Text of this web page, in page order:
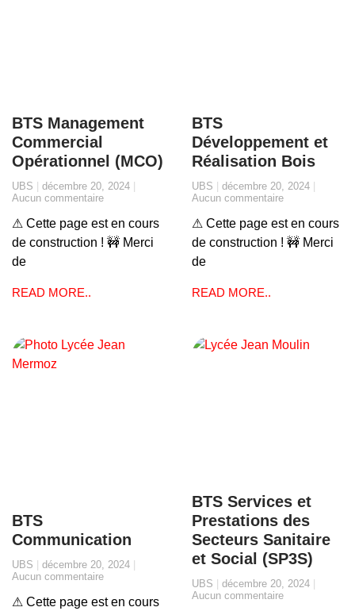
BTS Management
Commercial
Opérationnel (MCO)
UBS
décembre 20, 2024
Aucun commentaire
⚠ Cette page est en cours
de construction ! 🚧 Merci
de
READ MORE..
BTS
Développement et
Réalisation Bois
UBS
décembre 20, 2024
Aucun commentaire
⚠ Cette page est en cours
de construction ! 🚧 Merci
de
READ MORE..
BTS
Communication
UBS
décembre 20, 2024
Aucun commentaire
⚠ Cette page est en cours
BTS Services et
Prestations des
Secteurs Sanitaire
et Social (SP3S)
UBS
décembre 20, 2024
Aucun commentaire